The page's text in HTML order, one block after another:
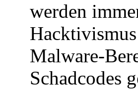
werden
Malware-
Schadcodes